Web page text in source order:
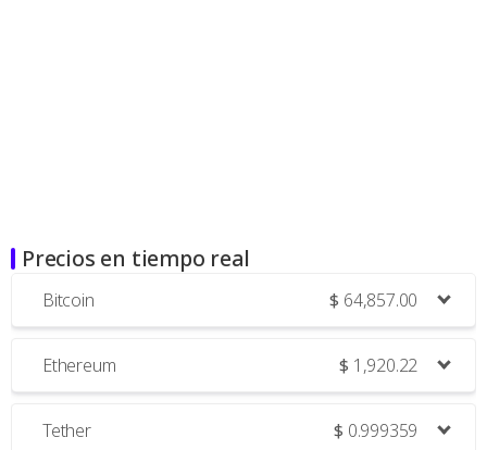
Precios en tiempo real
Bitcoin $ 64,857.00
Ethereum $ 1,920.22
Tether $ 0.999359